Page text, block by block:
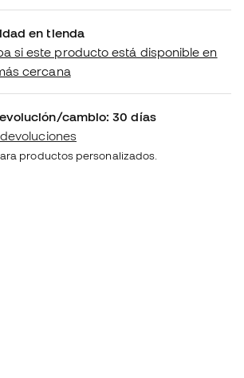
en tienda
si este producto está disponible en
cercana
cambio: 30 días
productos personalizados.